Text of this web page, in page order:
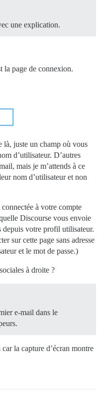
une explication.
la page de connexion.
là, juste un champ où vous
d’utilisateur. D’autres
mais je m’attends à ce
nom d’utilisateur et non
à votre compte
Discourse vous envoie
votre profil utilisateur.
sur cette page sans adresse
et le mot de passe.)
à droite ?
e-mail dans le
la capture d’écran montre